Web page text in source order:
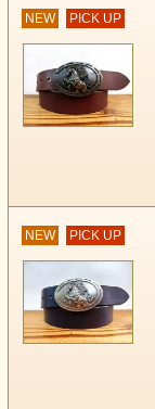
NEW PICK UP
NEW PICK UP